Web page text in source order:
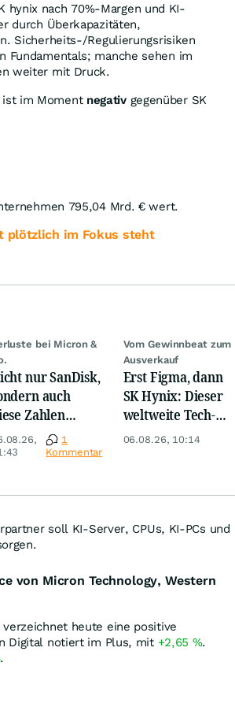
hynix nach 70%-Margen und KI-
durch Überkapazitäten,
Sicherheits-/Regulierungsrisiken
Fundamentals; manche sehen im
weiter mit Druck.
ist im Moment negativgegenüber SK
795,04 Mrd. € wert.
plötzlich im Fokus steht
bei Micron &
nur SanDisk,
auch
Zahlen
jetzt für
1
Kommentar
Vom Gewinnbeat zum
Ausverkauf
Erst Figma, dann
SK Hynix: Dieser
weltweite Tech-
Crash vernichtet
06.08.26, 10:14
soll KI-Server, CPUs, KI-PCs und
von Micron Technology, Western
heute eine positive
Digital notiert im Plus, mit +2,65 %.
.